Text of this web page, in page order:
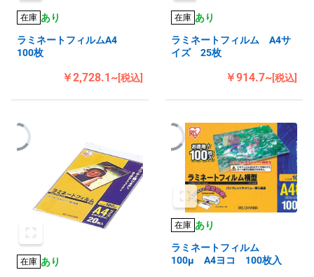
在庫 あり
ラミネートフィルムA4
100枚
￥2,728.1~[税込]
在庫 あり
ラミネートフィルム A4サ
イズ 25枚
￥914.7~[税込]
在庫 あり
在庫 あり
ラミネートフィルム
100μ A4ヨコ 100枚入